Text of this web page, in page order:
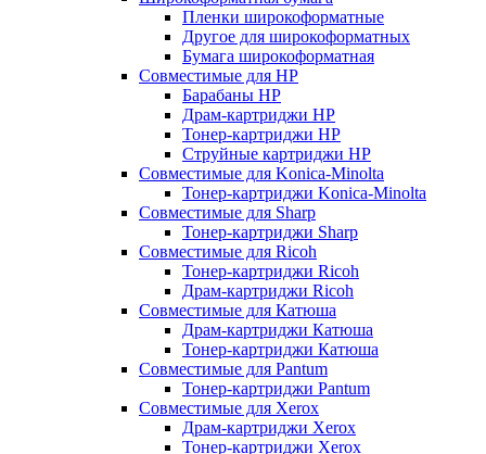
Пленки широкоформатные
Другое для широкоформатных
Бумага широкоформатная
Совместимые для HP
Барабаны HP
Драм-картриджи HP
Тонер-картриджи HP
Струйные картриджи HP
Совместимые для Konica-Minolta
Тонер-картриджи Konica-Minolta
Совместимые для Sharp
Тонер-картриджи Sharp
Совместимые для Ricoh
Тонер-картриджи Ricoh
Драм-картриджи Ricoh
Совместимые для Катюша
Драм-картриджи Катюша
Тонер-картриджи Катюша
Совместимые для Pantum
Тонер-картриджи Pantum
Совместимые для Xerox
Драм-картриджи Xerox
Тонер-картриджи Xerox